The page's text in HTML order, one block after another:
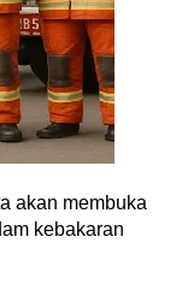
akan membuka
kebakaran